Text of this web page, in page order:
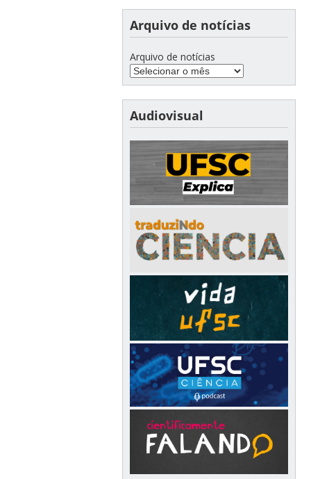
Arquivo de notícias
Arquivo de notícias
Audiovisual